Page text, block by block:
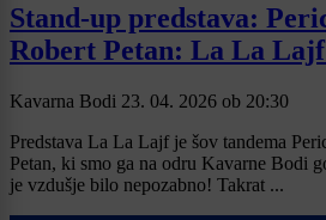
Stand-up predstava:
Robert Petan: La La Lajf
Kavarna Bodi 23. 04. 2026 ob 20:30
Predstava La La Lajf je šov tandema
Petan, ki smo ga na odru Kavarne Bodi
je vzdušje bilo nepozabno! Takrat ...